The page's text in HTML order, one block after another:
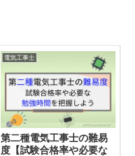
電気工事士
第二種電気工事士の難易
度【試験合格率や必要な